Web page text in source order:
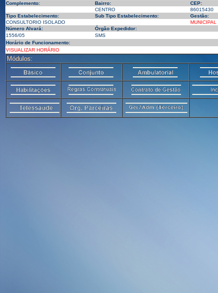
Complemento:
Bairro:
CEP:
CENTRO
86015430
Tipo Estabelecimento:
Sub Tipo Estabelecimento:
Gestão:
CONSULTORIO ISOLADO
MUNICIPAL
Número Alvará:
Órgão Expedidor:
1556/05
SMS
Horário de Funcionamento:
VISUALIZAR HORÁRIO
Módulos: